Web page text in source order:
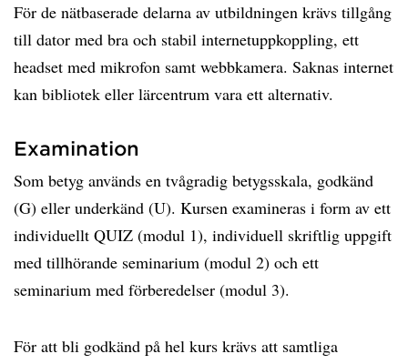
För de nätbaserade delarna av utbildningen krävs tillgång
till dator med bra och stabil internetuppkoppling, ett
headset med mikrofon samt webbkamera. Saknas internet
kan bibliotek eller lärcentrum vara ett alternativ.
Examination
Som betyg används en tvågradig betygsskala, godkänd
(G) eller underkänd (U). Kursen examineras i form av ett
individuellt QUIZ (modul 1), individuell skriftlig uppgift
med tillhörande seminarium (modul 2) och ett
seminarium med förberedelser (modul 3).
För att bli godkänd på hel kurs krävs att samtliga